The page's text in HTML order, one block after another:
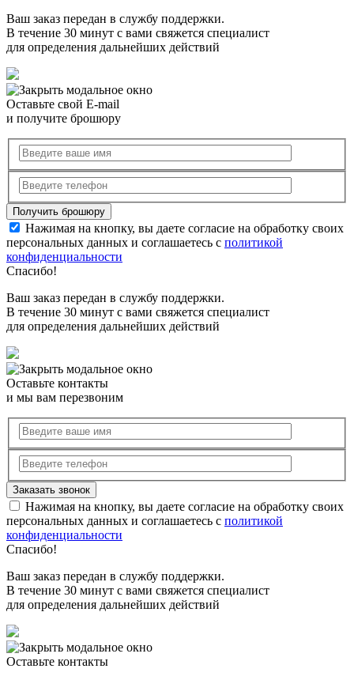
Ваш заказ передан в службу поддержки.
В течение 30 минут с вами свяжется специалист
для определения дальнейших действий
Оставьте свой E-mail
и получите брошюру
Нажимая на кнопку, вы даете согласие на обработку своих
персональных данных и соглашаетесь с политикой
конфиденциальности
Спасибо!
Ваш заказ передан в службу поддержки.
В течение 30 минут с вами свяжется специалист
для определения дальнейших действий
Оставьте контакты
и мы вам перезвоним
Нажимая на кнопку, вы даете согласие на обработку своих
персональных данных и соглашаетесь с политикой
конфиденциальности
Спасибо!
Ваш заказ передан в службу поддержки.
В течение 30 минут с вами свяжется специалист
для определения дальнейших действий
Оставьте контакты